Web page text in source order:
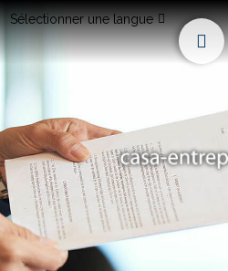
Sélectionner une langue